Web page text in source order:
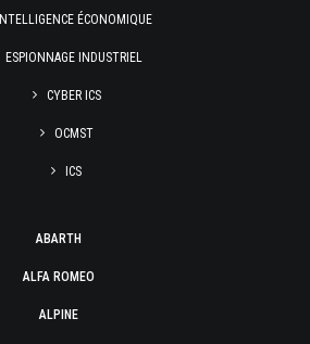
INTELLIGENCE ÉCONOMIQUE
ESPIONNAGE INDUSTRIEL
CYBER ICS
OCMST
ICS
ABARTH
ALFA ROMEO
ALPINE